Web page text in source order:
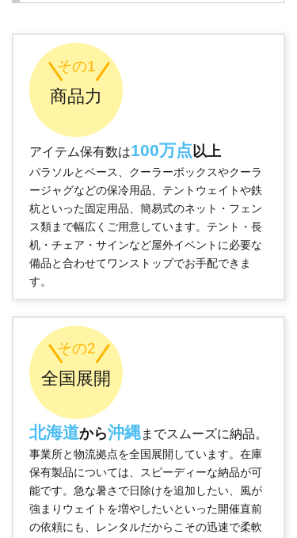
その1
商品力
アイテム保有数は100万点 以上
パラソルとベース、クーラーボックスやクーラ
ージャグなどの保冷用品、テントウェイトや鉄
杭といった固定用品、簡易式のネット・フェン
ス類まで幅広くご用意しています。テント・長
机・チェア・サインなど屋外イベントに必要な
備品と合わせてワンストップでお手配できま
す。
その2
全国展開
北海道から沖縄までスムーズに納品。
事業所と物流拠点を全国展開しています。在庫
保有製品については、スピーディーな納品が可
能です。急な暑さで日除けを追加したい、風が
強まりウェイトを増やしたいといった開催直前
の依頼にも、レンタルだからこその迅速で柔軟